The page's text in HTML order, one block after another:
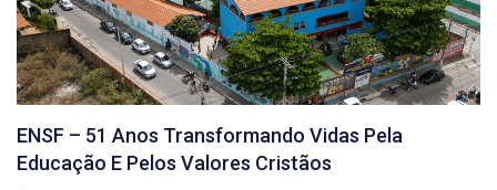
ENSF – 51 Anos Transformando Vidas Pela
Educação E Pelos Valores Cristãos